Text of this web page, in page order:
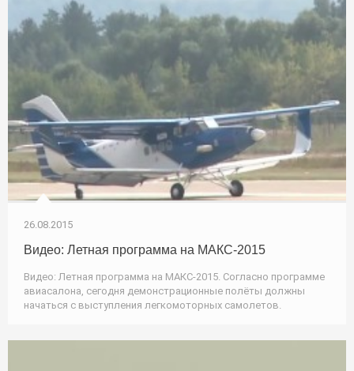
26.08.2015
Видео: Летная программа на МАКС-2015
Видео: Летная программа на МАКС-2015. Согласно программе
авиасалона, сегодня демонстрационные полёты должны
начаться с выступления легкомоторных самолетов.